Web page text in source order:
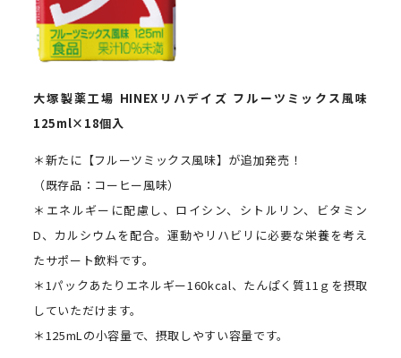
大塚製薬工場 HINEX リハデイズ フルーツミックス風味
125ml× 18個入
＊新たに【フルーツミックス風味】が追加発売！
（既存品：コーヒー風味）
＊エネルギーに配慮し、ロイシン、シトルリン、ビタミン
D、カルシウムを配合。運動やリハビリに必要な栄養を考え
たサポート飲料です。
＊1パックあたりエネルギー160kcal、たんぱく質11ｇを摂取
していただけます。
＊125mLの小容量で、摂取しやすい容量です。